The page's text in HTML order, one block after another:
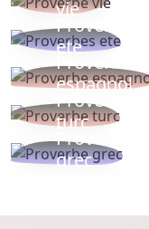
vie
Proverbes
ete
Proverbe
espagnol
Proverbe
turc
Proverbe
grec